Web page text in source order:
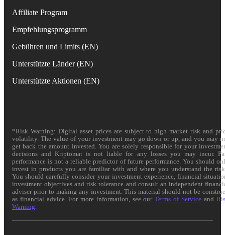
Affiliate Program
Empfehlungsprogramm
Gebühren und Limits (EN)
Unterstützte Länder (EN)
Unterstützte Aktionen (EN)
*Risk Warning: Digital asset prices are subject to high market risk and
volatility. The value of your investment may go down or up, and you may
get back the amount invested. You are solely responsible for your
decisions and Kriptomat is not liable for any losses you may incur.
performance is not a reliable predictor of future performance. You should
invest in products you are familiar with and where you understand the
You should carefully consider your investment experience, financial
investment objectives and risk tolerance and consult an independent
adviser prior to making any investment. This material should not be
as financial advice. For more information, see ourTerms of Service and
Warning